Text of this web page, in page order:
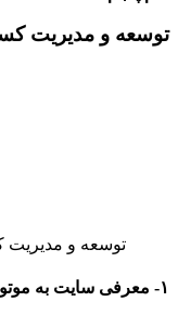
توسعه و مدیریت
توسعه و مدیریت
۱- معرفی سایت به موتورهای جستجو